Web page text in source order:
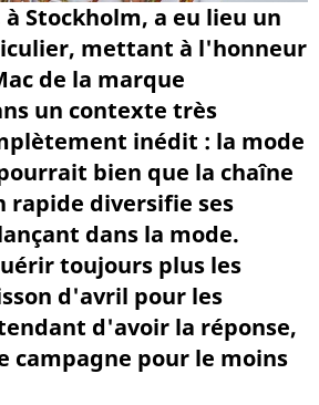
Stockholm, a eu lieu un
mettant à l'honneur
de la marque
un contexte très
inédit : la mode
bien que la chaîne
rapide diversifie ses
dans la mode.
toujours plus les
d'avril pour les
d'avoir la réponse,
campagne pour le moins